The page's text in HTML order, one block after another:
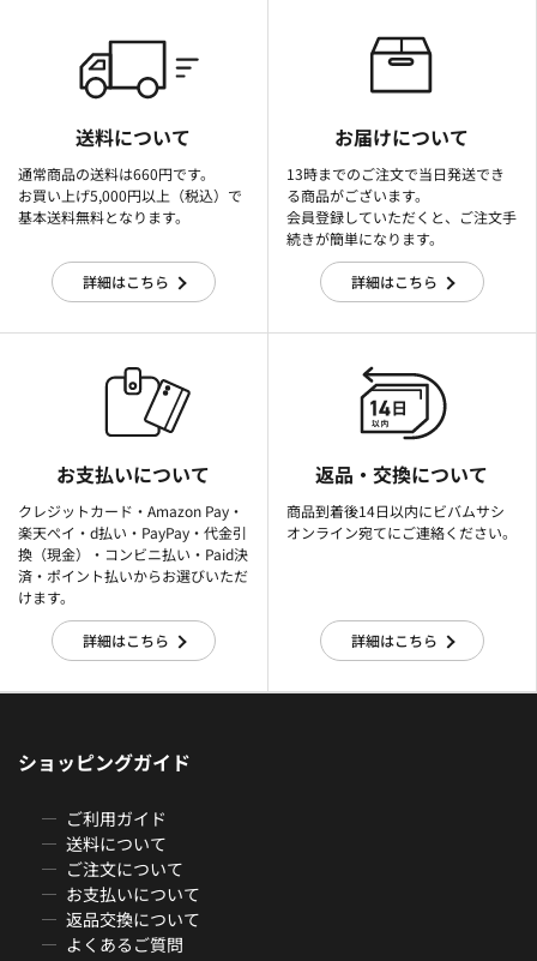
送料について
通常商品の送料は660円です。
お買い上げ5,000円以上（税込）で
基本送料無料となります。
詳細はこちら
お届けについて
13時までのご注文で当日発送でき
る商品がございます。
会員登録していただくと、ご注文手
続きが簡単になります。
詳細はこちら
お支払いについて
クレジットカード・Amazon Pay・
楽天ぺイ・d払い・PayPay・代金引
換（現金）・コンビニ払い・Paid決
済・ポイント払いからお選びいただ
けます。
詳細はこちら
返品・交換について
商品到着後14日以内にビバムサシ
オンライン宛てにご連絡ください。
詳細はこちら
ショッピングガイド
ご利用ガイド
送料について
ご注文について
お支払いについて
返品交換について
よくあるご質問